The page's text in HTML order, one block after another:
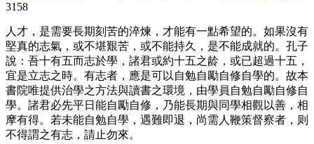
3158
人才，是需要長期刻苦的淬煉，才能有一點希望的。如果沒有
堅真的志氣，或不堪艱苦，或不能持久，是不能成就的。孔子
說：吾十有五而志於學，諸君或約十五之龄，或已超過十五，
宜是立志之時。有志者，應是可以自勉自勵自修自學的。故本
書院唯提供治學之方法與讀書之環境，由學員自勉自勵自修自
學。諸君必先平日能自勵自修，乃能長期與同學相觀以善，相
摩有得。若未能自勉自學，遇難即退，尚需人鞭策督察者，则
不得謂之有志，請止勿來。